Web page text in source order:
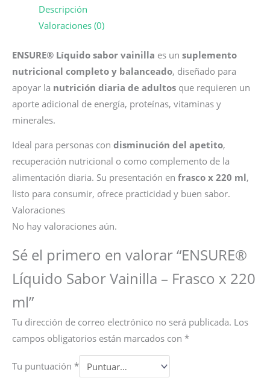
cantidad
Descripción
Valoraciones (0)
ENSURE® Líquido sabor vainilla es un suplemento
nutricional completo y balanceado, diseñado para
apoyar la nutrición diaria de adultos que requieren un
aporte adicional de energía, proteínas, vitaminas y
minerales.
Ideal para personas con disminución del apetito,
recuperación nutricional o como complemento de la
alimentación diaria. Su presentación en frasco x 220 ml,
listo para consumir, ofrece practicidad y buen sabor.
Valoraciones
No hay valoraciones aún.
Sé el primero en valorar “ENSURE®
Líquido Sabor Vainilla – Frasco x 220
ml”
Tu dirección de correo electrónico no será publicada. Los
campos obligatorios están marcados con *
Tu puntuación *